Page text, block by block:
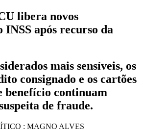
libera novos
INSS após recurso da
mais sensíveis, os
consignado e os cartões
benefício continuam
de fraude.